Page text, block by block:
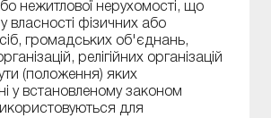
нежитлової нерухомості, що
власності фізичних або
громадських об'єднань,
релігійних організацій
(положення) яких
у встановленому законом
для